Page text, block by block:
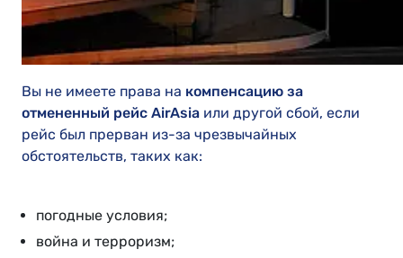
Вы не имеете права на компенсацию за
отмененный рейс AirAsia или другой сбой, если
рейс был прерван из-за чрезвычайных
обстоятельств, таких как:
погодные условия;
война и терроризм;